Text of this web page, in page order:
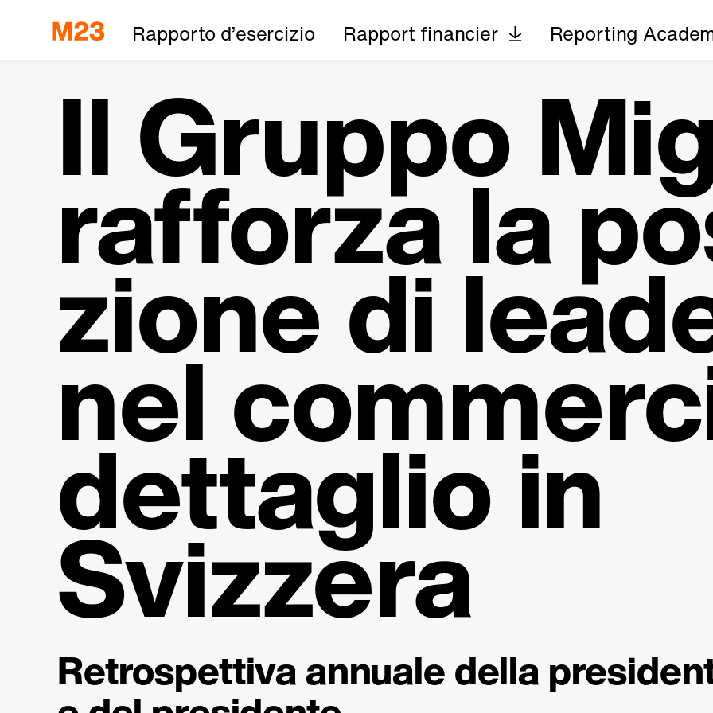
Rapporto d’esercizio Rapport financier Reporting
Il Gruppo
rafforza la
zione di
nel
detta­glio in
Svizzera
Retrospettiva annuale della